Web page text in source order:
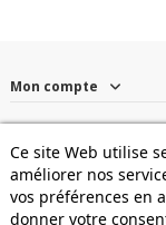
Mon compte
Contactez-nous
Ce site Web utilise
améliorer nos
vos préférences en
donner votre